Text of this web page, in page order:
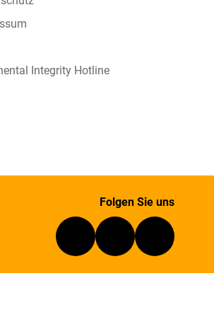
Integrity Hotline
Folgen Sie uns